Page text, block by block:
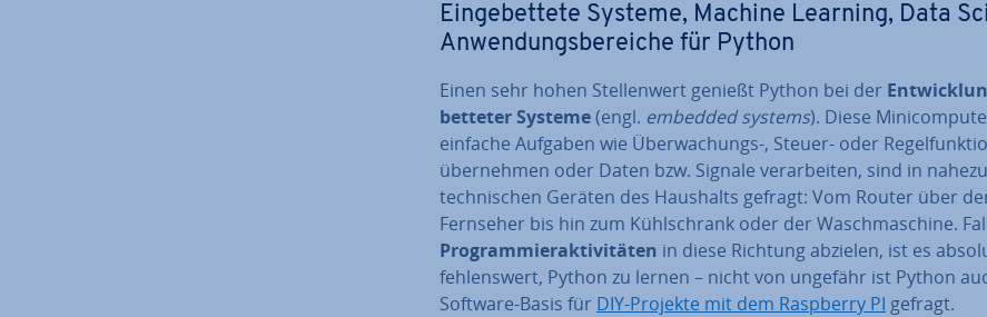
Ein­ge­bet­te­te Systeme, Machine Learning, Data
An­wen­dungs­be­rei­che für Python
Einen sehr hohen Stel­len­wert genießt Python bei der
bet­te­ter Systeme(engl. embedded systems). Diese
einfache Aufgaben wie Über­wa­chungs-, Steuer- oder
über­neh­men oder Daten bzw. Signale ver­ar­bei­ten, sind in
tech­ni­schen Geräten des Haushalts gefragt: Vom Router über
Fernseher bis hin zum Kühl­schrank oder der Wasch­ma­schi­ne.
Pro­gram­mier­ak­ti­vi­tä­ten in diese Richtung abzielen, ist es
feh­lens­wert, Python zu lernen – nicht von ungefähr ist Python
Software-Basis für DIY-Projekte mit dem Raspberry PI gefragt.